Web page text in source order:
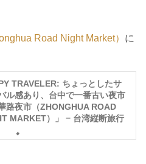
Road Night Market） に
TRAVELER: ちょっとしたサ
ル感あり、台中で一番古い夜市
華路夜市（ZHONGHUA ROAD
MARKET）」 − 台湾縦断旅行